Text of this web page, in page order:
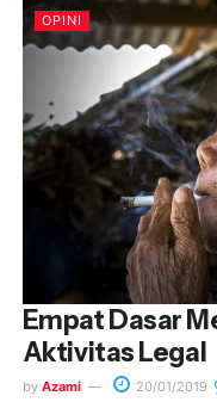
OPINI
Empat Dasar
Aktivitas Legal
by Azami 20/01/2019